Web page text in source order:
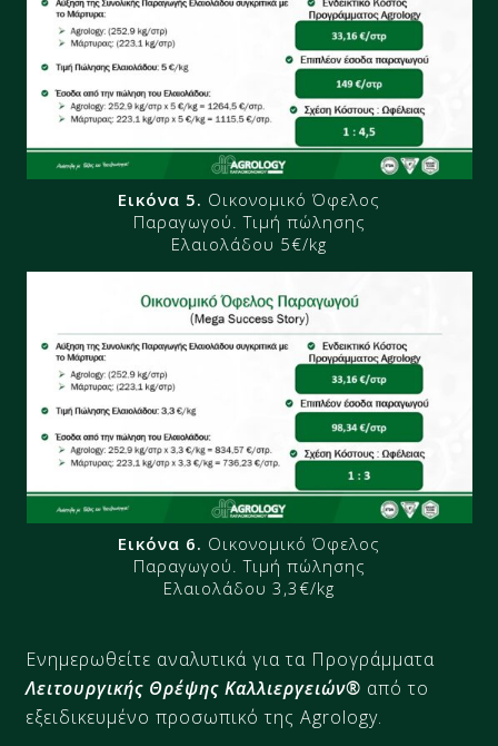
Εικόνα 5. Οικονομικό Όφελος
Παραγωγού​. Τιμή πώλησης
Ελαιολάδου 5€/kg
Εικόνα 6. Οικονομικό Όφελος
Παραγωγού​. Τιμή πώλησης
Ελαιολάδου 3,3€/kg
Ενημερωθείτε αναλυτικά για τα Προγράμματα
Λειτουργικής Θρέψης Καλλιεργειών® από το
εξειδικευμένο προσωπικό της Agrology.